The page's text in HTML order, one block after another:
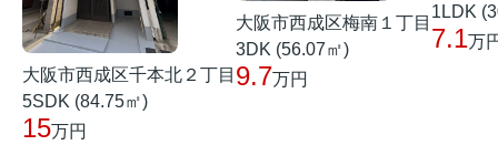
大阪市西成区千本北２丁目
5SDK (84.75㎡)
15万円
大阪市西成区梅南１丁目
3DK (56.07㎡)
9.7万円
1LDK
7.1万